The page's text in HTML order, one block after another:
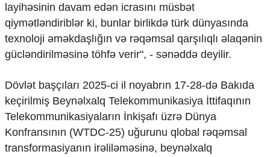
layihəsinin davam edən icrasını müsbət
qiymətləndiriblər ki, bunlar birlikdə türk dünyasında
texnoloji əməkdaşlığın və rəqəmsal qarşılıqlı əlaqənin
gücləndirilməsinə töhfə verir", - sənəddə deyilir.
Dövlət başçıları 2025-ci il noyabrın 17-28-də Bakıda
keçirilmiş Beynəlxalq Telekommunikasiya İttifaqının
Telekommunikasiyaların İnkişafı üzrə Dünya
Konfransının (WTDC-25) uğurunu qlobal rəqəmsal
transformasiyanın irəliləməsinə, beynəlxalq